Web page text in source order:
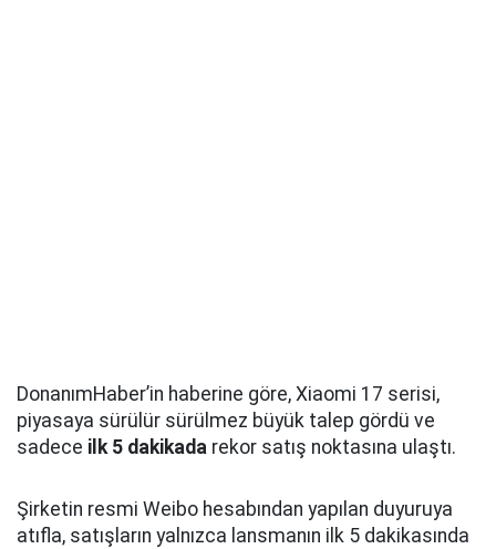
DonanımHaber’in haberine göre, Xiaomi 17 serisi,
piyasaya sürülür sürülmez büyük talep gördü ve
sadece ilk 5 dakikada rekor satış noktasına ulaştı.
Şirketin resmi Weibo hesabından yapılan duyuruya
atıfla, satışların yalnızca lansmanın ilk 5 dakikasında